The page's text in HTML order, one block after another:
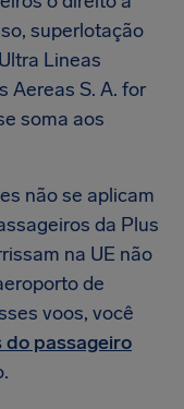
superlotação
Lineas
Aereas S. A. for
soma aos
não se aplicam
da Plus
na UE não
de
voos, você
passageiro